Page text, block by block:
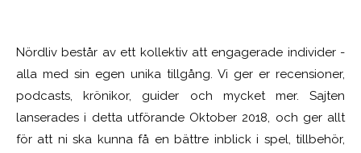
Nördliv består av ett kollektiv att engagerade individer -
alla med sin egen unika tillgång. Vi ger er recensioner,
podcasts, krönikor, guider och mycket mer. Sajten
lanserades i detta utförande Oktober 2018, och ger allt
för att ni ska kunna få en bättre inblick i spel, tillbehör,